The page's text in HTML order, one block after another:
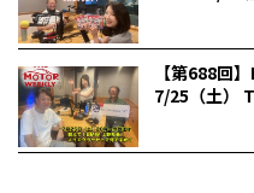
【第688回
7/25（土）